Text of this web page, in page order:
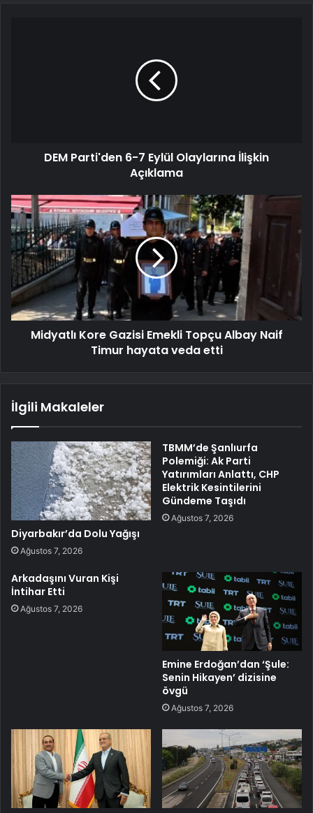
DEM Parti'den 6-7 Eylül Olaylarına İlişkin
Açıklama
Midyatlı Kore Gazisi Emekli Topçu Albay Naif
Timur hayata veda etti
İlgili Makaleler
Diyarbakır’da Dolu Yağışı
Ağustos 7, 2026
TBMM’de Şanlıurfa
Polemiği: Ak Parti
Yatırımları Anlattı, CHP
Elektrik Kesintilerini
Gündeme Taşıdı
Ağustos 7, 2026
Arkadaşını Vuran Kişi
İntihar Etti
Ağustos 7, 2026
Emine Erdoğan’dan ‘Şule:
Senin Hikayen’ dizisine
övgü
Ağustos 7, 2026